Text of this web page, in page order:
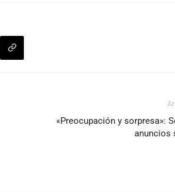
«Preocupación y sorpresa»:
anuncios